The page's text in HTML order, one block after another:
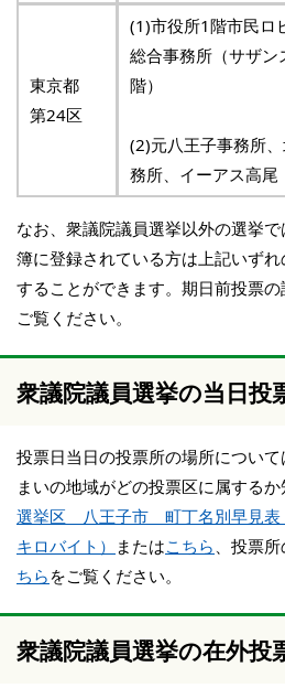
東京都
第24区
(1)市役所1階市民ロ
総合事務所（サザ
階）
(2)元八王子事務所
務所、イーアス高尾
なお、衆議院議員選挙以外の選挙
簿に登録されている方は上記いず
することができます。期日前投票
ご覧ください。
衆議院議員選挙の当日投
投票日当日の投票所の場所につい
まいの地域がどの投票区に属する
選挙区 八王子市 町丁名別早見表
キロバイト） またはこちら 、投票
ちら をご覧ください。
衆議院議員選挙の在外投